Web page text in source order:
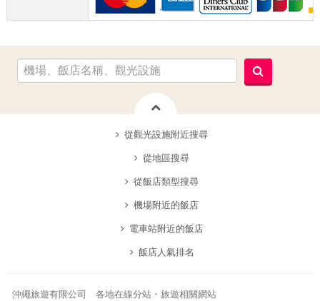
從觀光設施附近搜尋
從地區搜尋
從飯店類型搜尋
機場附近的飯店
電車站附近的飯店
飯店人氣排名
沖繩旅遊有限公司 各地在線分站・旅遊相關網站